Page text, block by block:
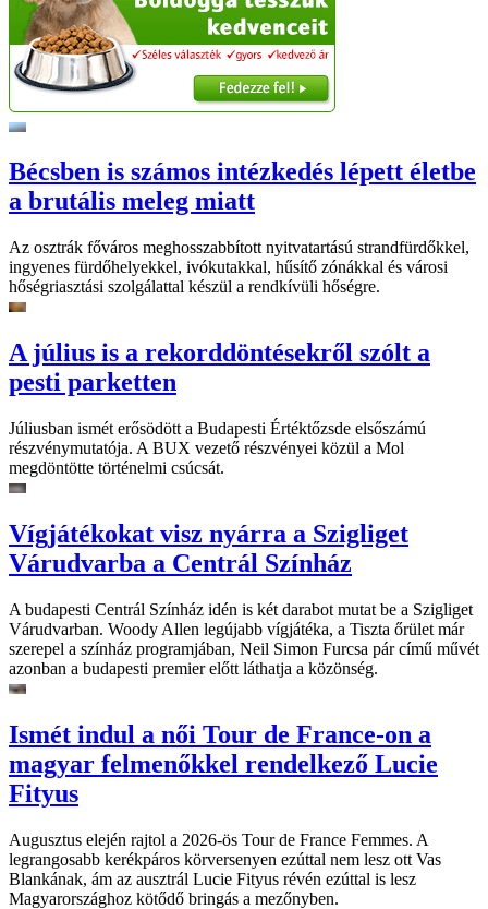
Bécsben is számos intézkedés lépett életbe
a brutális meleg miatt
Az osztrák főváros meghosszabbított nyitvatartású strandfürdőkkel,
ingyenes fürdőhelyekkel, ivókutakkal, hűsítő zónákkal és városi
hőségriasztási szolgálattal készül a rendkívüli hőségre.
A július is a rekorddöntésekről szólt a
pesti parketten
Júliusban ismét erősödött a Budapesti Értéktőzsde elsőszámú
részvénymutatója. A BUX vezető részvényei közül a Mol
megdöntötte történelmi csúcsát.
Vígjátékokat visz nyárra a Szigliget
Várudvarba a Centrál Színház
A budapesti Centrál Színház idén is két darabot mutat be a Szigliget
Várudvarban. Woody Allen legújabb vígjátéka, a Tiszta őrület már
szerepel a színház programjában, Neil Simon Furcsa pár című művét
azonban a budapesti premier előtt láthatja a közönség.
Ismét indul a női Tour de France-on a
magyar felmenőkkel rendelkező Lucie
Fityus
Augusztus elején rajtol a 2026-ös Tour de France Femmes. A
legrangosabb kerékpáros körversenyen ezúttal nem lesz ott Vas
Blankának, ám az ausztrál Lucie Fityus révén ezúttal is lesz
Magyarországhoz kötődő bringás a mezőnyben.